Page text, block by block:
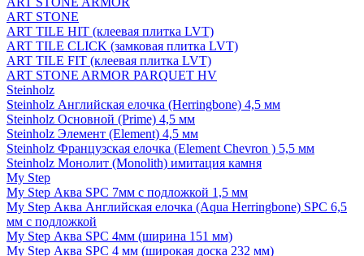
ART STONE
ART TILE HIT (клеевая плитка LVT)
ART TILE CLICK (замковая плитка LVT)
ART TILE FIT (клеевая плитка LVT)
ART STONE ARMOR PARQUET HV
Steinholz
Steinholz Английская елочка (Herringbone) 4,5 мм
Steinholz Основной (Prime) 4,5 мм
Steinholz Элемент (Element) 4,5 мм
Steinholz Французская елочка (Element Chevron ) 5,5 мм
Steinholz Монолит (Monolith) имитация камня
My Step
My Step Аква SPC 7мм c подложкой 1,5 мм
My Step Аква Английская елочка (Aqua Herringbone) SPC 6,5
мм с подложкой
My Step Аква SPC 4мм (ширина 151 мм)
My Step Аква SPC 4 мм (широкая доска 232 мм)